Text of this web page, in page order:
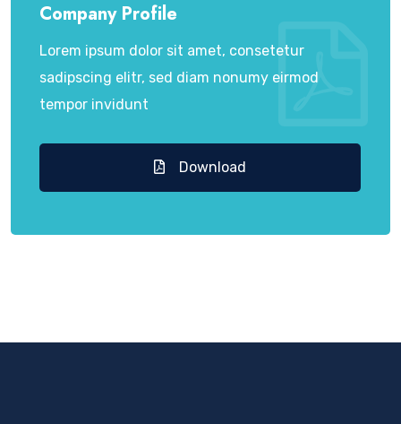
Company Profile
Lorem ipsum dolor sit amet, consetetur
sadipscing elitr, sed diam nonumy eirmod
tempor invidunt
Download